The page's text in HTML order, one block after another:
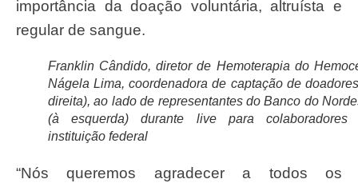
importância da doação voluntária, altruísta e
regular de sangue.
Franklin Cândido, diretor de Hemoterapia do
Nágela Lima, coordenadora de captação de
direita), ao lado de representantes do Banco do
(à esquerda) durante live para colaboradores
instituição federal
“Nós queremos agradecer a todos os